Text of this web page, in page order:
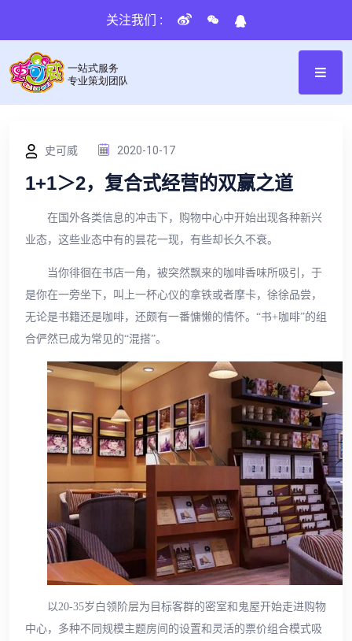
关注我们 :
史可威 2020-10-17
1+1＞2，复合式经营的双赢之道
在国外各类信息的冲击下，购物中心中开始出现各种新兴
业态，这些业态中有的昙花一现，有些却长久不衰。
当你徘徊在书店一角，被突然飘来的咖啡香味所吸引，于
是你在一旁坐下，叫上一杯心仪的拿铁或者摩卡，徐徐品尝，
无论是书籍还是咖啡，还颇有一番慵懒的情怀。“书+咖啡”的组
合俨然已成为常见的“混搭”。
以20-35岁白领阶层为目标客群的密室和鬼屋开始走进购物
中心，多种不同规模主题房间的设置和灵活的票价组合模式吸